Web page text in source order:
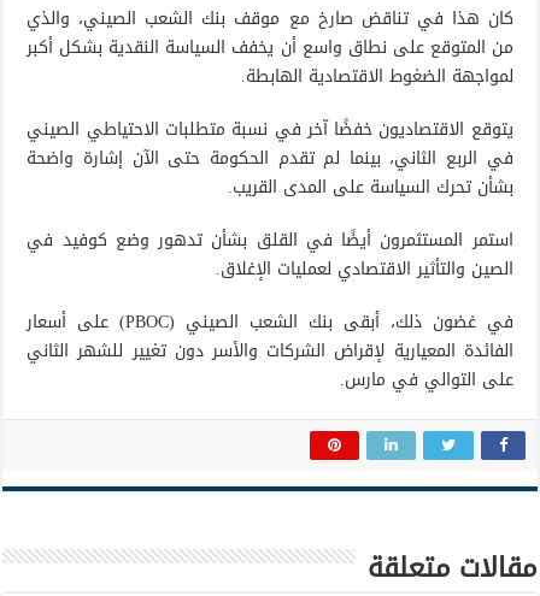
كان هذا في تناقض صارخ مع موقف بنك الشعب الصيني، والذي
من المتوقع على نطاق واسع أن يخفف السياسة النقدية بشكل أكبر
لمواجهة الضغوط الاقتصادية الهابطة.
يتوقع الاقتصاديون خفضًا آخر في نسبة متطلبات الاحتياطي الصيني
في الربع الثاني، بينما لم تقدم الحكومة حتى الآن إشارة واضحة
بشأن تحرك السياسة على المدى القريب.
استمر المستثمرون أيضًا في القلق بشأن تدهور وضع كوفيد في
الصين والتأثير الاقتصادي لعمليات الإغلاق.
في غضون ذلك، أبقى بنك الشعب الصيني (PBOC) على أسعار
الفائدة المعيارية لإقراض الشركات والأسر دون تغيير للشهر الثاني
على التوالي في مارس.
مقالات متعلقة